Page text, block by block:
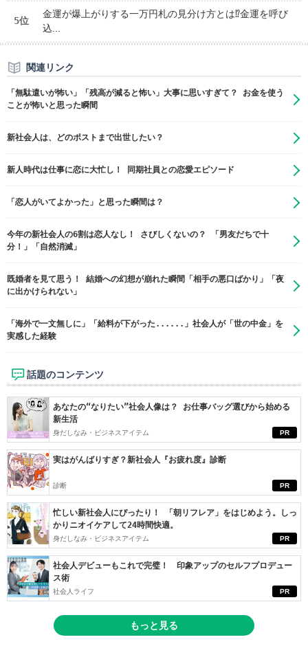
5位
金運が爆上がりする一万円札の見分け方とは⁉金運を呼び
込...
関連リンク
「無駄遣いが怖い」「残高が減ると怖い」大事に思いすぎて？ お金を使う
ことが怖いと思った瞬間
新社会人は、どのポストまで出世したい？
新人時代は仕事に恋に大忙し！ 同期社員との恋愛エピソード
「恋人がいてよかった」と思った瞬間は？
今年の新社会人の6割は恋人なし！ さびしくないの？ 「男友だちで十
分！」「自然消滅」
既婚者を見て思う！ 結婚への幻想が崩れた瞬間「相手の悪口ばかり」「夜
に出かけられない」
「海外で一文無しに」「給料が下がった......」社会人が「世の中金」を
実感した経験
話題のコンテンツ
PR
あなたの“なりたい”社会人像は？ お仕事バッグ選びから始める
新生活
身だしなみ・ビジネスアイテム
PR
実はがんばりすぎ？新社会人『お疲れ度』診断
診断
PR
忙しい新社会人にぴったり！ 「朝リフレア」をはじめよう。しっ
かりニオイケアして24時間快適。
身だしなみ・ビジネスアイテム
PR
社会人デビューもこれで完璧！ 印象アップのセルフプロデュー
ス術
社会人ライフ
もっと見る